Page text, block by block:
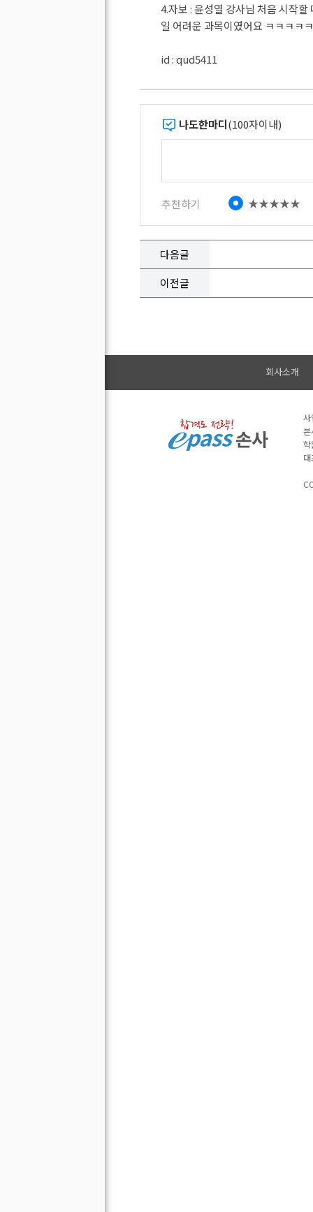
4.자보 : 윤성열 강사님 처음 시작
일 어려운 과목이였어요 ㅋㅋㅋㅋ
id : qud5411
나도한마디(100자이내)
추천하기 ★★★★★
다음글
이전글
회사소개